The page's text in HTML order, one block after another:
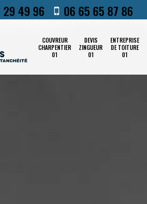
49 96 06 65 65 87 86
COUVREUR
CHARPENTIER
01
DEVIS
ZINGUEUR
01
ENTREPRISE
DE TOITURE
01